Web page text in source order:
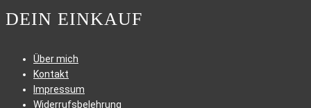
DEIN EINKAUF
Über mich
Kontakt
Impressum
Widerrufsbelehrung